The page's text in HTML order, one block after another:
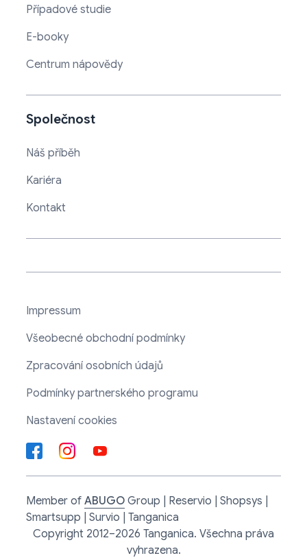
Případové studie
E-booky
Centrum nápovědy
Společnost
Náš příběh
Kariéra
Kontakt
Impressum
Všeobecné obchodní podmínky
Zpracování osobních údajů
Podmínky partnerského programu
Nastavení cookies
Member of ABUGO Group | Reservio | Shopsys |
Smartsupp | Survio | Tanganica
Copyright 2012–2026 Tanganica. Všechna práva
vyhrazena.